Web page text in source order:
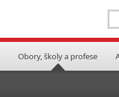
Obory, školy a profese